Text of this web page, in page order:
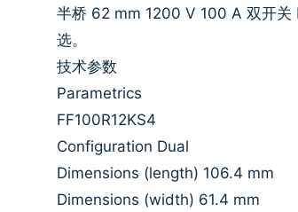
半桥 62 mm 1200 V 100 A 双开关
选。
技术参数
Parametrics
FF100R12KS4
Configuration Dual
Dimensions (length) 106.4 mm
Dimensions (width) 61.4 mm